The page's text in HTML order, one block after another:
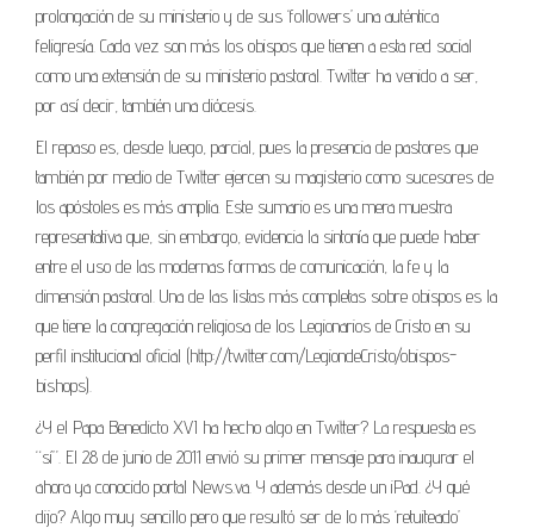
prolongación de su ministerio y de sus ‘followers’ una auténtica
feligresía. Cada vez son más los obispos que tienen a esta red social
como una extensión de su ministerio pastoral. Twitter ha venido a ser,
por así decir, también una diócesis.
El repaso es, desde luego, parcial, pues la presencia de pastores que
también por medio de Twitter ejercen su magisterio como sucesores de
los apóstoles es más amplia. Este sumario es una mera muestra
representativa que, sin embargo, evidencia la sintonía que puede haber
entre el uso de las modernas formas de comunicación, la fe y la
dimensión pastoral. Una de las listas más completas sobre obispos es la
que tiene la congregación religiosa de los Legionarios de Cristo en su
perfil institucional oficial (http://twitter.com/LegiondeCristo/obispos-
bishops).
¿Y el Papa Benedicto XVI ha hecho algo en Twitter? La respuesta es
“sí”. El 28 de junio de 2011 envió su primer mensaje para inaugurar el
ahora ya conocido portal News.va. Y además desde un iPad. ¿Y qué
dijo? Algo muy sencillo pero que resultó ser de lo más ‘retuiteado’